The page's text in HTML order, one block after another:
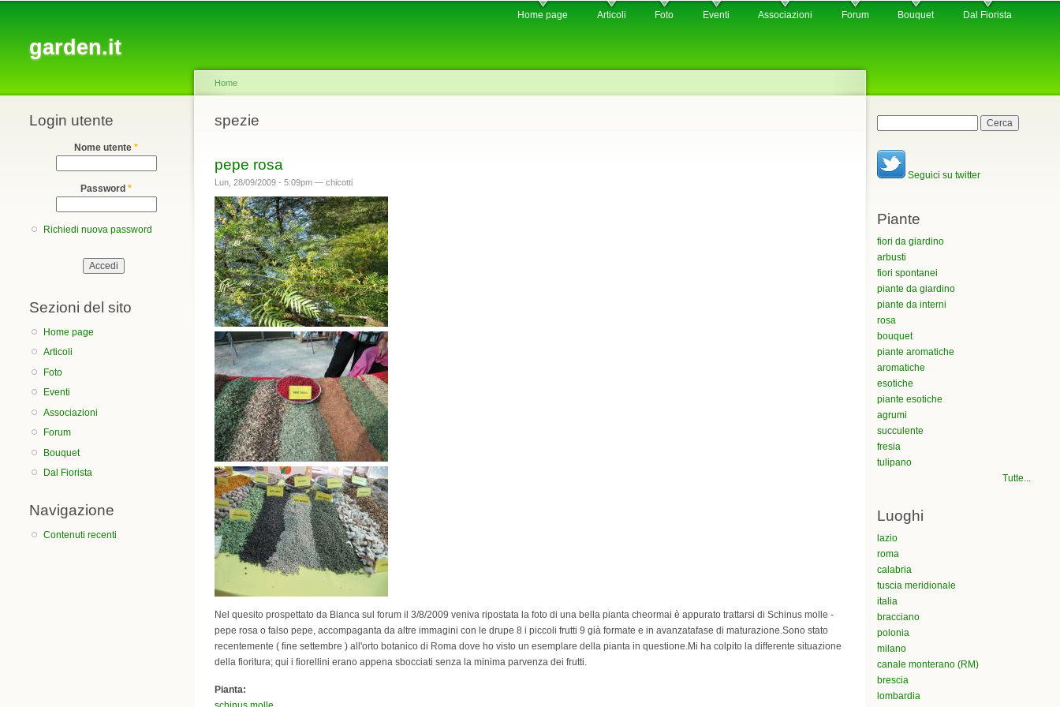
garden.it
Home page Articoli Foto Eventi Associazioni Forum Bouquet Dal Fiorista
Login utente
Nome utente *
Password *
Richiedi nuova password
Sezioni del sito
Home page
Articoli
Foto
Eventi
Associazioni
Forum
Bouquet
Dal Fiorista
Navigazione
Contenuti recenti
You are here
Home
spezie
pepe rosa
Lun, 28/09/2009 - 5:09pm — chicotti
Nel quesito prospettato da Bianca sul forum il 3/8/2009 veniva ripostata la foto di una bella pianta cheormai è appurato trattarsi di Schinus molle -
pepe rosa o falso pepe, accompaganta da altre immagini con le drupe 8 i piccoli frutti 9 già formate e in avanzatafase di maturazione.Sono stato
recentemente ( fine settembre ) all'orto botanico di Roma dove ho visto un esemplare della pianta in questione.Mi ha colpito la differente situazione
della fioritura; qui i fiorellini erano appena sbocciati senza la minima parvenza dei frutti.
Pianta:
Maschera di ricerca
Seguici su twitter
Piante
fiori da giardino
arbusti
fiori spontanei
piante da giardino
piante da interni
rosa
bouquet
piante aromatiche
aromatiche
esotiche
piante esotiche
agrumi
succulente
fresia
tulipano
Tutte...
Luoghi
lazio
roma
calabria
tuscia meridionale
italia
bracciano
polonia
milano
canale monterano (RM)
brescia
lombardia